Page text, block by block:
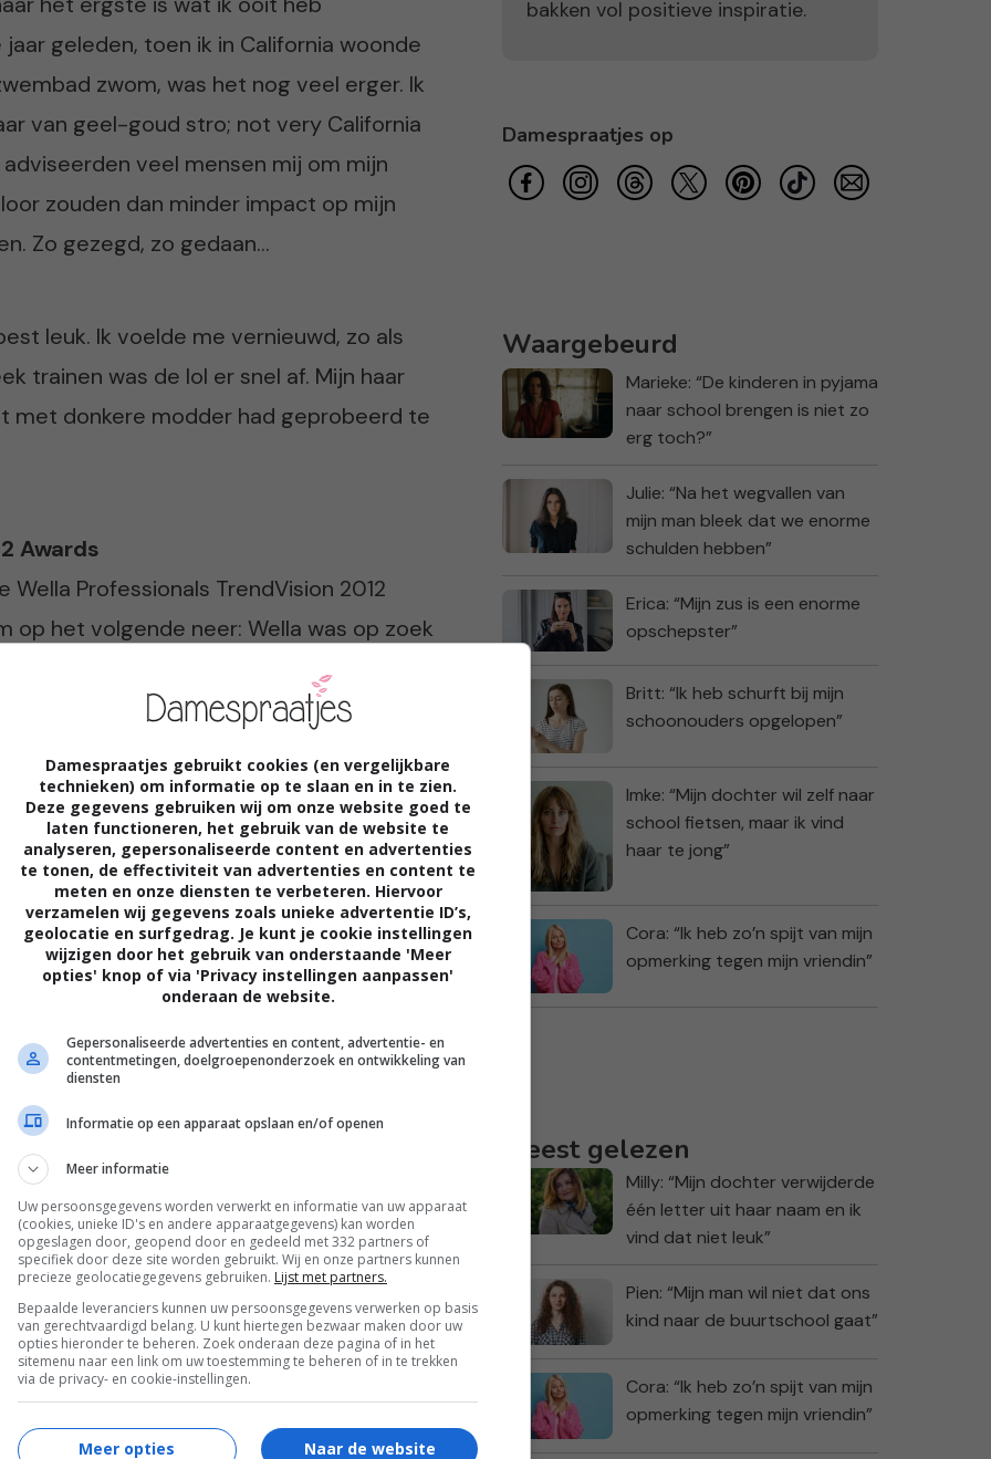
geleden, toen ik in California woonde
zwom, was het nog veel erger. Ik
van geel-goud stro; not very California
veel mensen mij om mijn
zouden dan minder impact op mijn
Zo gezegd, zo gedaan…
leuk. Ik voelde me vernieuwd, zo als
trainen was de lol er snel af. Mijn haar
met donkere modder had geprobeerd te
Awards
Professionals TrendVision 2012
op het volgende neer: Wella was op zoek
en jong talent om Nederland te
verkiezing in Madrid. Maar liefst 44
hun bijzondere creaties,
: een vertaling van de laatste en meest
verdeeld over twee categorieën: Color
silver, gold). Door middel van
van de uit Victoria Koblenko, Bas
Ayt Celik en Marriet Gakes bestaande
de categorie Color vertegenwoordigt
aan Zee) ons en Young Talent Kim van
Rodenrijs)zal ook naar Madrid afreizen.
er weinig verstand van. Toch was deze
bakken vol positieve inspiratie.
Damespraatjes op
Waargebeurd
Marieke: “De kinderen in pyjama
naar school brengen is niet zo
erg toch?”
Julie: “Na het wegvallen van
mijn man bleek dat we enorme
schulden hebben”
Erica: “Mijn zus is een enorme
opschepster”
Britt: “Ik heb schurft bij mijn
schoonouders opgelopen”
Imke: “Mijn dochter wil zelf naar
school fietsen, maar ik vind
haar te jong”
Cora: “Ik heb zo’n spijt van mijn
opmerking tegen mijn vriendin”
Meest gelezen
Milly: “Mijn dochter verwijderde
één letter uit haar naam en ik
vind dat niet leuk”
Pien: “Mijn man wil niet dat ons
kind naar de buurtschool gaat”
Cora: “Ik heb zo’n spijt van mijn
opmerking tegen mijn vriendin”
Damespraatjes gebruikt cookies (en vergelijkbare
technieken) om informatie op te slaan en in te zien.
Deze gegevens gebruiken wij om onze website goed te
laten functioneren, het gebruik van de website te
analyseren, gepersonaliseerde content en advertenties
te tonen, de effectiviteit van advertenties en content te
meten en onze diensten te verbeteren. Hiervoor
verzamelen wij gegevens zoals unieke advertentie ID’s,
geolocatie en surfgedrag. Je kunt je cookie instellingen
wijzigen door het gebruik van onderstaande 'Meer
opties' knop of via 'Privacy instellingen aanpassen'
onderaan de website.
Gepersonaliseerde advertenties en content, advertentie- en
contentmetingen, doelgroepenonderzoek en ontwikkeling van
diensten
Informatie op een apparaat opslaan en/of openen
Meer informatie
Uw persoonsgegevens worden verwerkt en informatie van uw apparaat
(cookies, unieke ID's en andere apparaatgegevens) kan worden
opgeslagen door, geopend door en gedeeld met 332 partners of
specifiek door deze site worden gebruikt. Wij en onze partners kunnen
precieze geolocatiegegevens gebruiken. Lijst met partners.
Bepaalde leveranciers kunnen uw persoonsgegevens verwerken op basis
van gerechtvaardigd belang. U kunt hiertegen bezwaar maken door uw
opties hieronder te beheren. Zoek onderaan deze pagina of in het
sitemenu naar een link om uw toestemming te beheren of in te trekken
via de privacy- en cookie-instellingen.
Naar de website
Meer opties